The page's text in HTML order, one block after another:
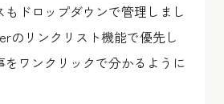
ドロップダウンで管理しまし
のリンクリスト機能で優先し
をワンクリックで分かるように